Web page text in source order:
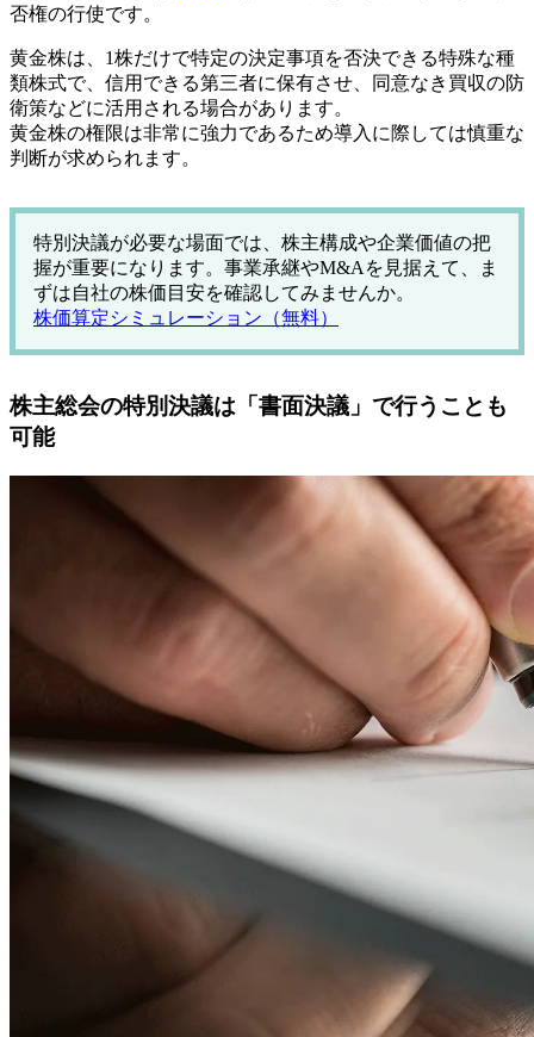
否権の行使です。
黄金株は、1株だけで特定の決定事項を否決できる特殊な種
類株式で、信用できる第三者に保有させ、同意なき買収の防
衛策などに活用される場合があります。
黄金株の権限は非常に強力であるため導入に際しては慎重な
判断が求められます。
特別決議が必要な場面では、株主構成や企業価値の把
握が重要になります。事業承継やM&Aを見据えて、ま
ずは自社の株価目安を確認してみませんか。
株価算定シミュレーション（無料）
株主総会の特別決議は「書面決議」で行うことも
可能